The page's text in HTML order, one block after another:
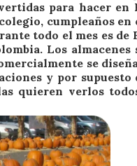
para hacer en
cumpleaños en
todo el mes es de
Los almacenes
se
y por supuesto
quieren verlos